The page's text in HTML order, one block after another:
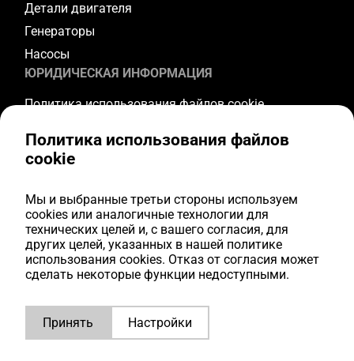
Детали двигателя
Генераторы
Насосы
ЮРИДИЧЕСКАЯ ИНФОРМАЦИЯ
Политика использования файлов cookie
Условия и положения
Условия возврата
ПОДПИСЫВАЙТЕСЬ НА НАС
Youtube
Facebook
LinkedIn
Политика использования файлов
cookie
Мы и выбранные третьи стороны используем
cookies или аналогичные технологии для
технических целей и, с вашего согласия, для
других целей, указанных в нашей политике
использования cookies. Отказ от согласия может
сделать некоторые функции недоступными.
Принять Настройки